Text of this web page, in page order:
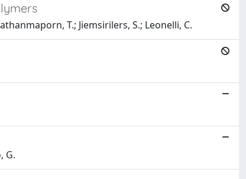
T.; Jiemsirilers, S.; Leonelli, C.
G.